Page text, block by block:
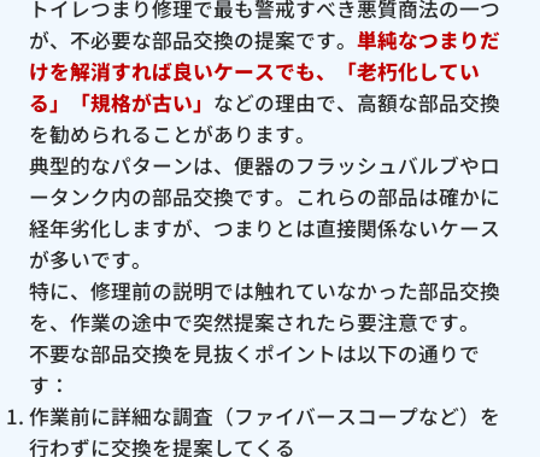
トイレつまり修理で最も警戒すべき悪質商法の一つ
が、不必要な部品交換の提案です。 単純なつまりだ
けを解消すれば良いケースでも、「老朽化してい
る」「規格が古い」 などの理由で、高額な部品交換
を勧められることがあります。
典型的なパターンは、便器のフラッシュバルブやロ
ータンク内の部品交換です。これらの部品は確かに
経年劣化しますが、つまりとは直接関係ないケース
が多いです。
特に、修理前の説明では触れていなかった部品交換
を、作業の途中で突然提案されたら要注意です。
不要な部品交換を見抜くポイントは以下の通りで
す：
作業前に詳細な調査（ファイバースコープなど）を
行わずに交換を提案してくる